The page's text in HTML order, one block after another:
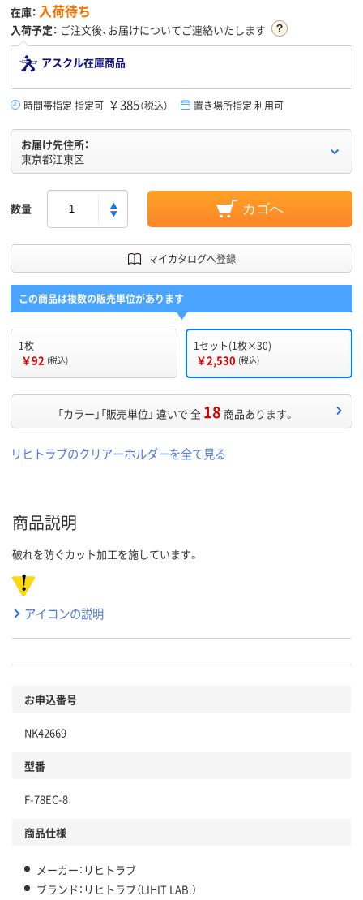
在庫： 入荷待ち
入荷予定： ご注文後、お届けについてご連絡いたします
アスクル在庫商品
時間帯指定 指定可 ￥385（税込） 置き場所指定 利用可
お届け先住所：
東京都江東区
数量 カゴへ
マイカタログへ登録
この商品は複数の販売単位があります
1枚
￥92 (税込)
1セット(1枚×30)
￥2,530 (税込)
「カラー」「販売単位」 違いで 全 18 商品あります。
リヒトラブのクリアーホルダーを全て見る
商品説明
破れを防ぐカット加工を施しています。
アイコンの説明
お申込番号
NK42669
型番
F-78EC-8
商品仕様
メーカー：リヒトラブ
ブランド：リヒトラブ（LIHIT LAB.）